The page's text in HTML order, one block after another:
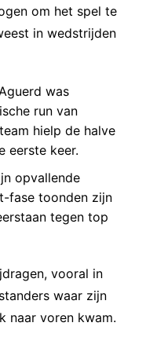
om het spel te
in wedstrijden
was
run van
hielp de halve
eerste keer.
opvallende
fase toonden zijn
tegen top
vooral in
waar zijn
naar voren kwam.